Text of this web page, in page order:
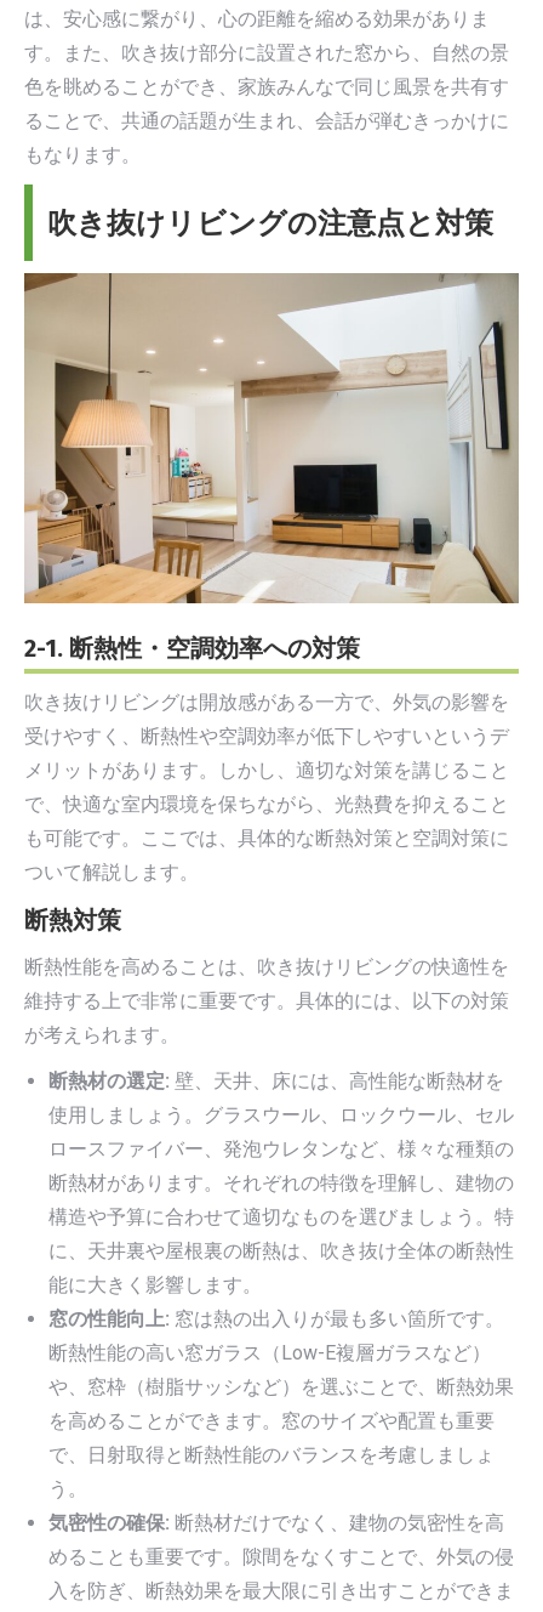
は、安心感に繋がり、心の距離を縮める効果がありま
す。また、吹き抜け部分に設置された窓から、自然の景
色を眺めることができ、家族みんなで同じ風景を共有す
ることで、共通の話題が生まれ、会話が弾むきっかけに
もなります。
吹き抜けリビングの注意点と対策
2-1. 断熱性・空調効率への対策
吹き抜けリビングは開放感がある一方で、外気の影響を
受けやすく、断熱性や空調効率が低下しやすいというデ
メリットがあります。しかし、適切な対策を講じること
で、快適な室内環境を保ちながら、光熱費を抑えること
も可能です。ここでは、具体的な断熱対策と空調対策に
ついて解説します。
断熱対策
断熱性能を高めることは、吹き抜けリビングの快適性を
維持する上で非常に重要です。具体的には、以下の対策
が考えられます。
断熱材の選定: 壁、天井、床には、高性能な断熱材を
使用しましょう。グラスウール、ロックウール、セル
ロースファイバー、発泡ウレタンなど、様々な種類の
断熱材があります。それぞれの特徴を理解し、建物の
構造や予算に合わせて適切なものを選びましょう。特
に、天井裏や屋根裏の断熱は、吹き抜け全体の断熱性
能に大きく影響します。
窓の性能向上: 窓は熱の出入りが最も多い箇所です。
断熱性能の高い窓ガラス（Low-E複層ガラスなど）
や、窓枠（樹脂サッシなど）を選ぶことで、断熱効果
を高めることができます。窓のサイズや配置も重要
で、日射取得と断熱性能のバランスを考慮しましょ
う。
気密性の確保: 断熱材だけでなく、建物の気密性を高
めることも重要です。隙間をなくすことで、外気の侵
入を防ぎ、断熱効果を最大限に引き出すことができま